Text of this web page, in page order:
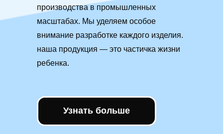
производства в промышленных
масштабах. Мы уделяем особое
внимание разработке каждого изделия.
наша продукция — это частичка жизни
ребенка.
Узнать больше